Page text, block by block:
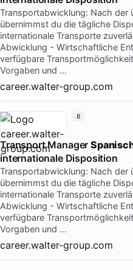
Transportabwicklung: Nach der
übernimmst du die tägliche
internationale Transporte
Abwicklung - Wirtschaftliche
verfügbare
Vorgaben und …
career.walter-group.com
Transport Manager
internationale Disposition
Transportabwicklung: Nach der
übernimmst du die tägliche
internationale Transporte
Abwicklung - Wirtschaftliche
verfügbare
Vorgaben und …
career.walter-group.com
8